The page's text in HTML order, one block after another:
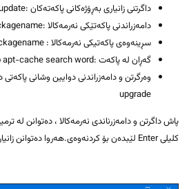
داگرتنی زانیاری بەڕۆژەکانی پاکەتەکان :sudo apt-get update
دامەزراندنی پاکەتێکی نەرمەکالا :sudo apt-get install packagename
سڕینەوەی پاکەتیکی نەرمەکالا : sudo apt-get remove packagename
گەڕان لە پاکەت :sudo apt-cache search word
upgrade
پاش داگرتن و دامەزرناندی نەرمەکالا ، دەتوانن لە
کلیلی Enter لێبدەن بۆ کردنەوەی.هەروا دەتوانن زانیاری باشیشی لێ بەدەست بێنن.